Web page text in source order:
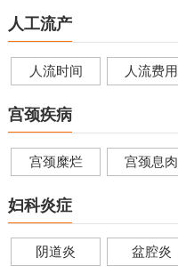
人工流产
人流时间 人流费用
宫颈疾病
宫颈糜烂 宫颈息肉
妇科炎症
阴道炎 盆腔炎